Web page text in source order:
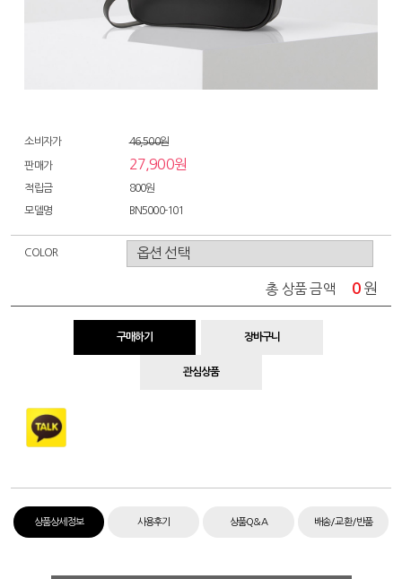
소비자가 46,500원
판매가 27,900원
적립금 800원
모델명 BN5000-101
COLOR
총 상품 금액 0 원
구매하기 장바구니
관심상품
상품상세정보 사용후기 상품Q&A 배송/교환/반품